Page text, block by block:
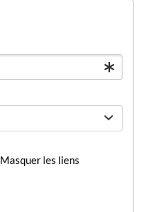
Masquer les liens